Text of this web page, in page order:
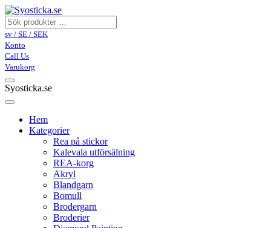
sv / SE / SEK
Konto
Call Us
Varukorg
Syosticka.se
Hem
Kategorier
Rea på stickor
Kalevala utförsälning
REA-korg
Akryl
Blandgarn
Bomull
Brodergarn
Broderier